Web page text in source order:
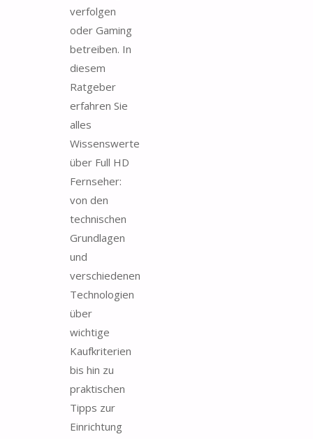
verfolgen
oder Gaming
betreiben. In
diesem
Ratgeber
erfahren Sie
alles
Wissenswerte
über Full HD
Fernseher:
von den
technischen
Grundlagen
und
verschiedenen
Technologien
über
wichtige
Kaufkriterien
bis hin zu
praktischen
Tipps zur
Einrichtung